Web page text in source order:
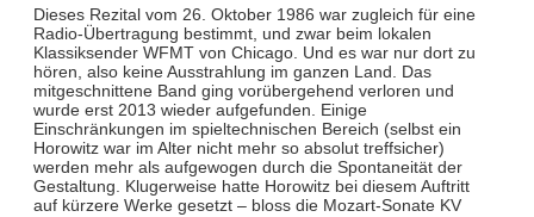
Dieses Rezital vom 26. Oktober 1986 war zugleich für eine
Radio-Übertragung bestimmt, und zwar beim lokalen
Klassiksender WFMT von Chicago. Und es war nur dort zu
hören, also keine Ausstrahlung im ganzen Land. Das
mitgeschnittene Band ging vorübergehend verloren und
wurde erst 2013 wieder aufgefunden. Einige
Einschränkungen im spieltechnischen Bereich (selbst ein
Horowitz war im Alter nicht mehr so absolut treffsicher)
werden mehr als aufgewogen durch die Spontaneität der
Gestaltung. Klugerweise hatte Horowitz bei diesem Auftritt
auf kürzere Werke gesetzt – bloss die Mozart-Sonate KV